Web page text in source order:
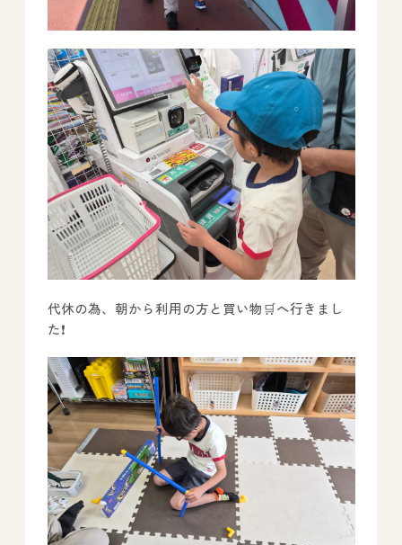
－ 福津事業所のブログ
－ 春日事業所のブログ
－ 遠賀事業所のブログ
－ 東郷事業所のブログ
－ 鳥栖事業所のブログ
Instagram 事業所紹介動画
CEO BLOG
オールピース代表の部屋
代休の為、朝から利用の方と買い物🛒へ行きまし
た❗